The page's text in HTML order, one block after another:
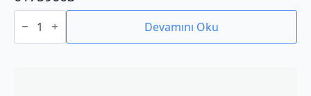
01759003
adet Devamını Oku